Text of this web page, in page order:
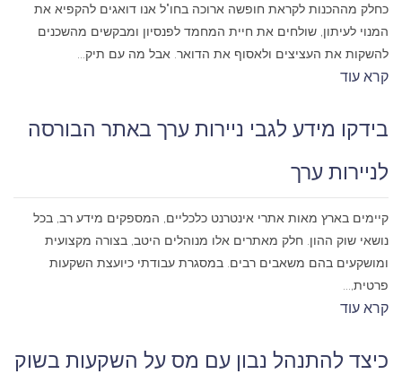
כחלק מההכנות לקראת חופשה ארוכה בחו"ל אנו דואגים להקפיא את
המנוי לעיתון, שולחים את חיית המחמד לפנסיון ומבקשים מהשכנים
להשקות את העציצים ולאסוף את הדואר. אבל מה עם תיק...
קרא עוד
בידקו מידע לגבי ניירות ערך באתר הבורסה
לניירות ערך
קיימים בארץ מאות אתרי אינטרנט כלכליים, המספקים מידע רב, בכל
נושאי שוק ההון. חלק מאתרים אלו מנוהלים היטב, בצורה מקצועית
ומושקעים בהם משאבים רבים. במסגרת עבודתי כיועצת השקעות
פרטית,...
קרא עוד
כיצד להתנהל נבון עם מס על השקעות בשוק